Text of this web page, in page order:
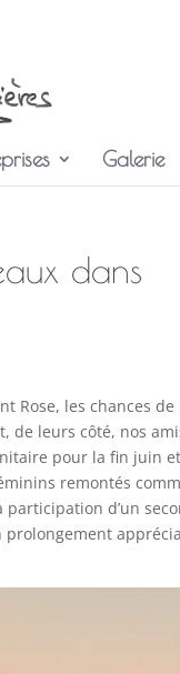
Galerie
dans
Rose, les chances de
de leurs côté, nos
pour la fin juin
remontés
d’un
prolongement